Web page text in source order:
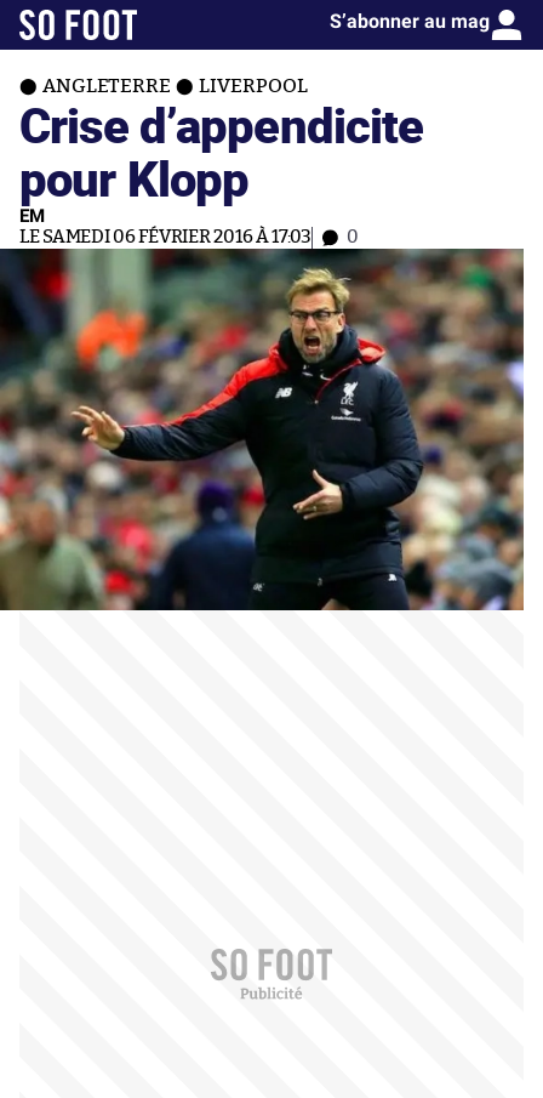
S’abonner au mag
ANGLETERRE LIVERPOOL
Crise d’appendicite
pour Klopp
EM
LE SAMEDI 06 FÉVRIER 2016 À 17:03 0